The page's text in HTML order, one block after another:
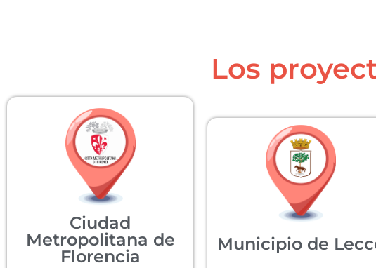
Los
Ciudad
Metropolitana de
Florencia
Municipio de